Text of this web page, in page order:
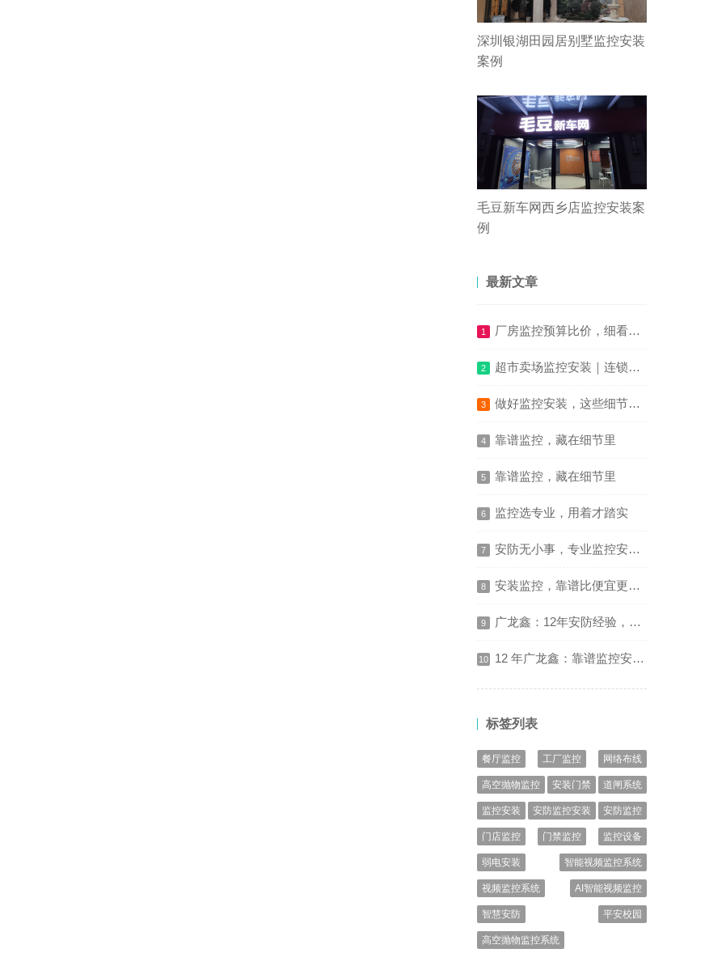
深圳银湖田园居别墅监控安装
案例
毛豆新车网西乡店监控安装案
例
最新文章
1 厂房监控预算比价，细看施工报价明细避损耗
2 超市卖场监控安装｜连锁商超防损收银高清监控整体方案
3 做好监控安装，这些细节决定使用体验
4 靠谱监控，藏在细节里
5 靠谱监控，藏在细节里
6 监控选专业，用着才踏实
7 安防无小事，专业监控安装更安心
8 安装监控，靠谱比便宜更重要
9 广龙鑫：12年安防经验，让靠谱安全看得见
10 12 年广龙鑫：靠谱监控安装，让安全看得见
标签列表
餐厅监控 工厂监控 网络布线
高空抛物监控 安装门禁 道闸系统
监控安装 安防监控安装 安防监控
门店监控 门禁监控 监控设备
弱电安装 智能视频监控系统
视频监控系统 AI智能视频监控
智慧安防 平安校园
高空抛物监控系统